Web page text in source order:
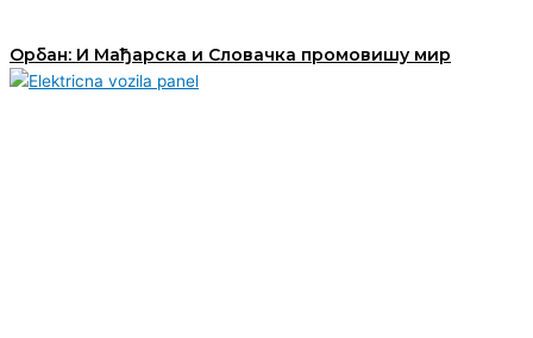
Орбан: И Мађарска и Словачка промовишу мир